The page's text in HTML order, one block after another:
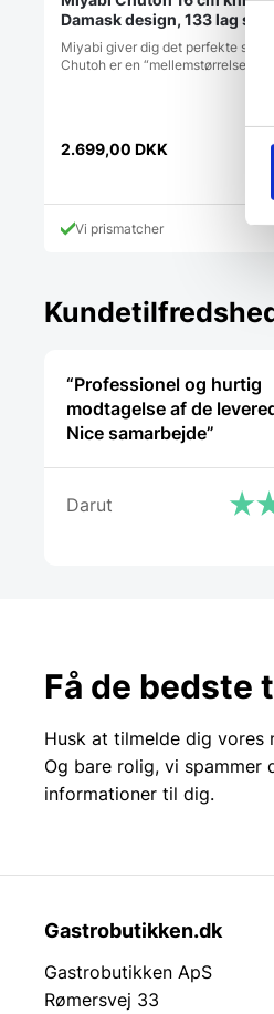
Damask design, 133 lag stål
Miyabi giver dig det perfekte snit.
Chutoh er en “mellemstørrelse
2.699,00 DKK
Vi prismatcher
“Professionel og hurtig
modtagelse af de
Nice samarbejde”
Darut
Få de bedste
Husk at tilmelde dig
Og bare rolig, vi spammer
informationer til dig.
Gastrobutikken.dk
Gastrobutikken ApS
Rømersvej 33